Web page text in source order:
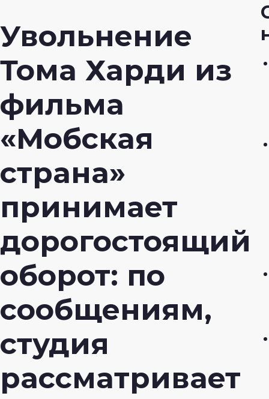
Увольнение
Тома Харди из
фильма
«Мобская
страна»
принимает
дорогостоящий
оборот: по
сообщениям,
студия
рассматривает